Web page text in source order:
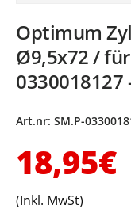
Optimum
Ø9,5x72 /
0330018127
Art.nr: SM.P-
18,95€
(Inkl. MwSt)